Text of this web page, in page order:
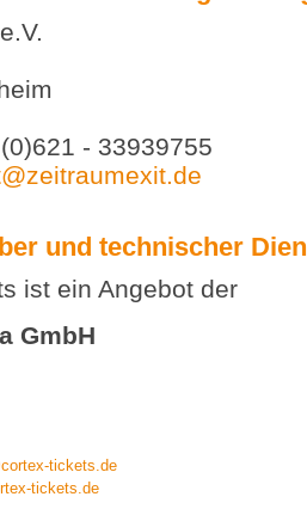
- 33939755
und technischer
ist ein Angebot der
GmbH
tickets.de
tickets.de